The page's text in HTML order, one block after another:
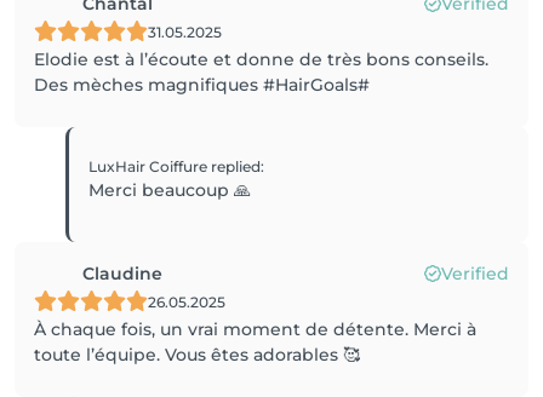
31.05.2025
Elodie est à l’écoute et donne de très bons conseils.
Des mèches magnifiques #HairGoals#
LuxHair Coiffure replied:
Merci beaucoup 🙏
Claudine Verified
26.05.2025
À chaque fois, un vrai moment de détente. Merci à
toute l’équipe. Vous êtes adorables 🥰